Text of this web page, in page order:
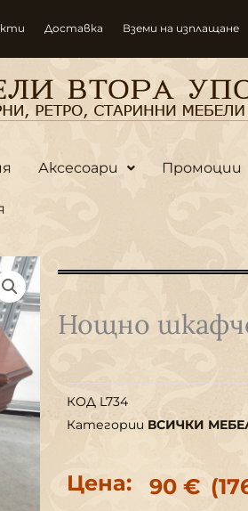
Доставка Вземи на изплащане
Аксесоари Промоции
Нощно
КОД L734
Категории ВСИЧКИ
Цена: 90 €